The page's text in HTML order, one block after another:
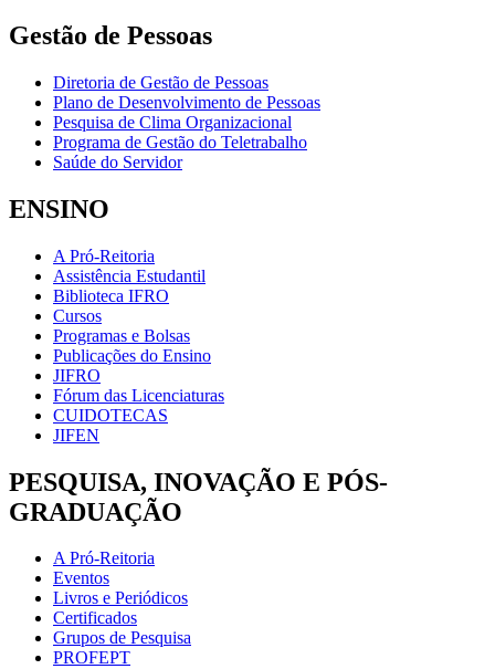
Gestão de Pessoas
Diretoria de Gestão de Pessoas
Plano de Desenvolvimento de Pessoas
Pesquisa de Clima Organizacional
Programa de Gestão do Teletrabalho
Saúde do Servidor
ENSINO
A Pró-Reitoria
Assistência Estudantil
Biblioteca IFRO
Cursos
Programas e Bolsas
Publicações do Ensino
JIFRO
Fórum das Licenciaturas
CUIDOTECAS
JIFEN
PESQUISA, INOVAÇÃO E PÓS-
GRADUAÇÃO
A Pró-Reitoria
Eventos
Livros e Periódicos
Certificados
Grupos de Pesquisa
PROFEPT